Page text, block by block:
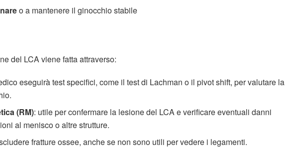
o a mantenere il ginocchio stabile
del LCA viene fatta attraverso:
eseguirà test specifici, come il test di Lachman o il pivot shift, per valutare la
(RM): utile per confermare la lesione del LCA e verificare eventuali danni
al menisco o altre strutture.
fratture ossee, anche se non sono utili per vedere i legamenti.